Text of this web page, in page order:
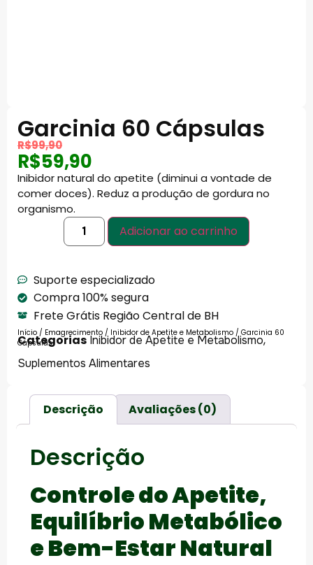
Garcinia 60 Cápsulas
R$99,90
R$59,90
Inibidor natural do apetite (diminui a vontade de
comer doces). Reduz a produção de gordura no
organismo.
Adicionar ao carrinho
Suporte especializado
Compra 100% segura
Frete Grátis Região Central de BH
Início / Emagrecimento / Inibidor de Apetite e Metabolismo / Garcinia 60
Cápsulas
CategoriasInibidor de Apetite e Metabolismo,
Suplementos Alimentares
Descrição Avaliações (0)
Descrição
Controle do Apetite,
Equilíbrio Metabólico
e Bem-Estar Natural